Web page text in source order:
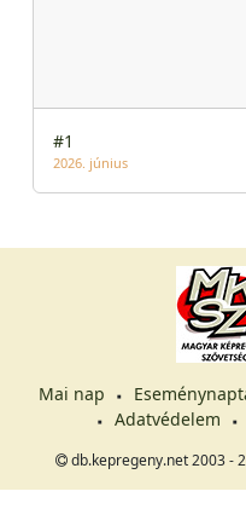
#1
2026. június
Mai nap
Adatvédelem
db.kepregeny.net 2003 -